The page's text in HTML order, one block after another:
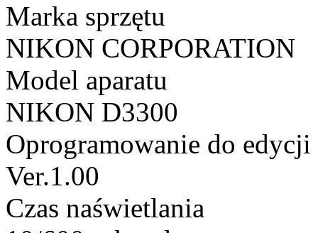
Marka sprzętu
NIKON CORPORATION
Model aparatu
NIKON D3300
Oprogramowanie do edycji
Ver.1.00
Czas naświetlania